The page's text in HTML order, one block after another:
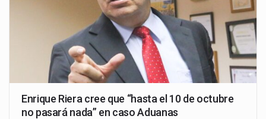
Enrique Riera cree que “hasta el 10 de octubre
no pasará nada” en caso Aduanas